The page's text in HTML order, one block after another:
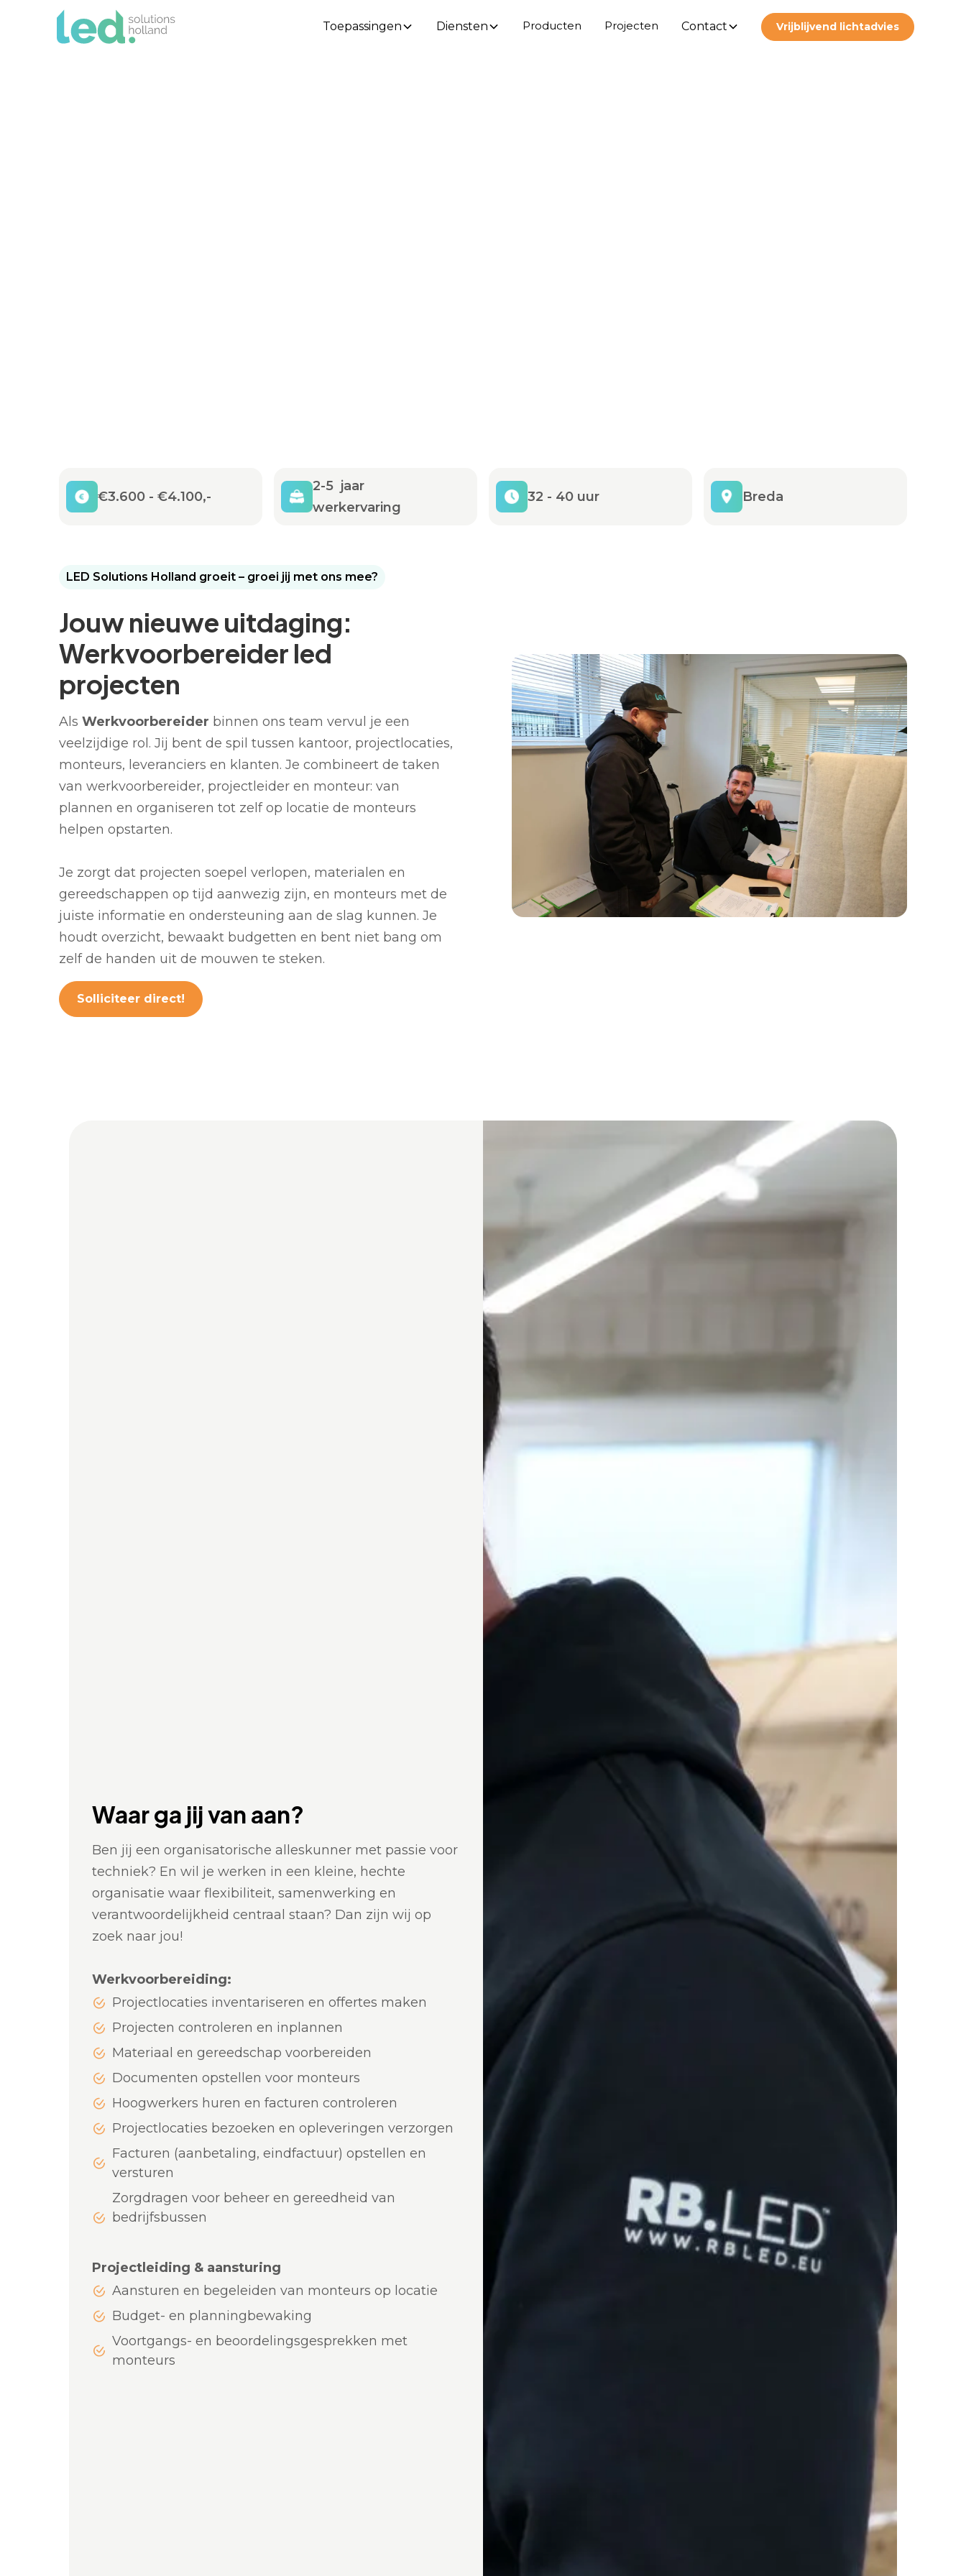
Toepassingen Diensten Producten Projecten Contact Vrijblijvend lichtadvies
€3.600 - €4.100,-
2-5 jaar
werkervaring
32 - 40 uur Breda
LED Solutions Holland groeit – groei jij met ons mee?
Jouw nieuwe uitdaging:
Werkvoorbereider led
projecten
Als Werkvoorbereider binnen ons team vervul je een
veelzijdige rol. Jij bent de spil tussen kantoor, projectlocaties,
monteurs, leveranciers en klanten. Je combineert de taken
van werkvoorbereider, projectleider en monteur: van
plannen en organiseren tot zelf op locatie de monteurs
helpen opstarten.
Je zorgt dat projecten soepel verlopen, materialen en
gereedschappen op tijd aanwezig zijn, en monteurs met de
juiste informatie en ondersteuning aan de slag kunnen. Je
houdt overzicht, bewaakt budgetten en bent niet bang om
zelf de handen uit de mouwen te steken.
Solliciteer direct!
Waar ga jij van aan?
Ben jij een organisatorische alleskunner met passie voor
techniek? En wil je werken in een kleine, hechte
organisatie waar flexibiliteit, samenwerking en
verantwoordelijkheid centraal staan? Dan zijn wij op
zoek naar jou!
Werkvoorbereiding:
Projectlocaties inventariseren en offertes maken
Projecten controleren en inplannen
Materiaal en gereedschap voorbereiden
Documenten opstellen voor monteurs
Hoogwerkers huren en facturen controleren
Projectlocaties bezoeken en opleveringen verzorgen
Facturen (aanbetaling, eindfactuur) opstellen en
versturen
Zorgdragen voor beheer en gereedheid van
bedrijfsbussen
Projectleiding & aansturing
Aansturen en begeleiden van monteurs op locatie
Budget- en planningbewaking
Voortgangs- en beoordelingsgesprekken met
monteurs